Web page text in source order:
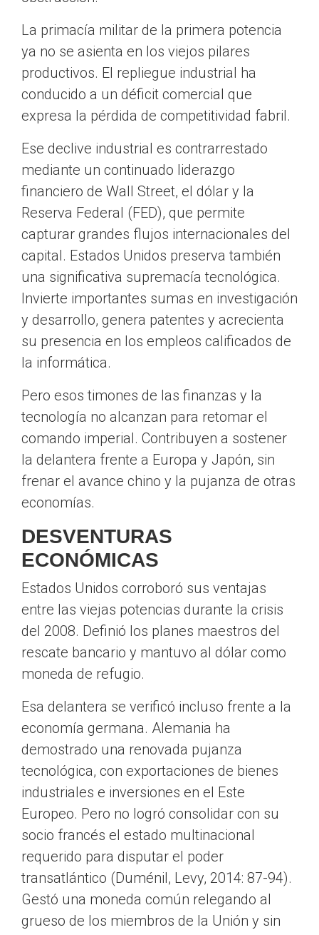
La primacía militar de la primera potencia
ya no se asienta en los viejos pilares
productivos. El repliegue industrial ha
conducido a un déficit comercial que
expresa la pérdida de competitividad fabril.
Ese declive industrial es contrarrestado
mediante un continuado liderazgo
financiero de Wall Street, el dólar y la
Reserva Federal (FED), que permite
capturar grandes flujos internacionales del
capital. Estados Unidos preserva también
una significativa supremacía tecnológica.
Invierte importantes sumas en investigación
y desarrollo, genera patentes y acrecienta
su presencia en los empleos calificados de
la informática.
Pero esos timones de las finanzas y la
tecnología no alcanzan para retomar el
comando imperial. Contribuyen a sostener
la delantera frente a Europa y Japón, sin
frenar el avance chino y la pujanza de otras
economías.
DESVENTURAS
ECONÓMICAS
Estados Unidos corroboró sus ventajas
entre las viejas potencias durante la crisis
del 2008. Definió los planes maestros del
rescate bancario y mantuvo al dólar como
moneda de refugio.
Esa delantera se verificó incluso frente a la
economía germana. Alemania ha
demostrado una renovada pujanza
tecnológica, con exportaciones de bienes
industriales e inversiones en el Este
Europeo. Pero no logró consolidar con su
socio francés el estado multinacional
requerido para disputar el poder
transatlántico (Duménil, Levy, 2014: 87-94).
Gestó una moneda común relegando al
grueso de los miembros de la Unión y sin